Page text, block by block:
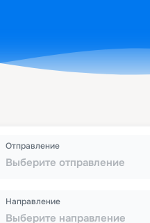
Выберите отправление
Отправление
Выберите направление
Направление